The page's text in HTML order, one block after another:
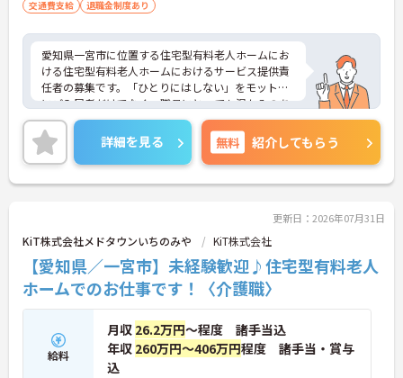
交通費支給 退職金制度あり
愛知県一宮市に位置する住宅型有料老人ホームにお
ける住宅型有料老人ホームにおけるサービス提供責
任者の募集です。「ひとりにはしない」をモットー
にご入居者だけでなく、職員にとっても温かみのあ
る環境づくりを目指しています。
ご利用者一人ひとりに寄り添ってサービスを提供し
ていただける方を募集しています。サービス提供責
任者の経験がなくスタートされた方も多数いらっし
ゃいます。
に詳細をお話しいたしますのでお気軽にご相談くだ
さい！
詳細を見る 無料 紹介してもらう
更新日：2026年07月31日
KiT株式会社メドタウンいちのみや KiT株式会社
【愛知県／一宮市】未経験歓迎♪住宅型有料老人
ホームでのお仕事です！〈介護職〉
給料
月収 26.2万円～程度 諸手当込
年収 260万円～406万円程度 諸手当・賞与
込